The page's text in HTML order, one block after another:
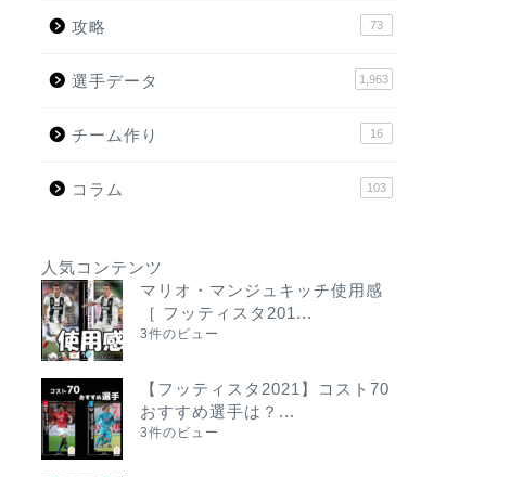
攻略 73
選手データ 1,963
チーム作り 16
コラム 103
人気コンテンツ
マリオ・マンジュキッチ使用感
［ フッティスタ201...
3件のビュー
【フッティスタ2021】コスト70
おすすめ選手は？...
3件のビュー